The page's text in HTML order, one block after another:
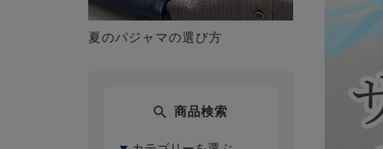
夏のパジャマの選び方
商品検索